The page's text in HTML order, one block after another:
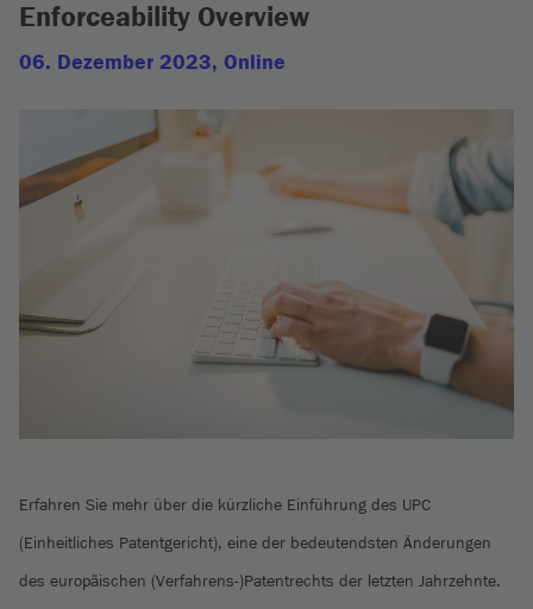
Enforceability Overview
06. Dezember 2023, Online
Erfahren Sie mehr über die kürzliche Einführung des UPC
(Einheitliches Patentgericht), eine der bedeutendsten Änderungen
des europäischen (Verfahrens-)Patentrechts der letzten Jahrzehnte.